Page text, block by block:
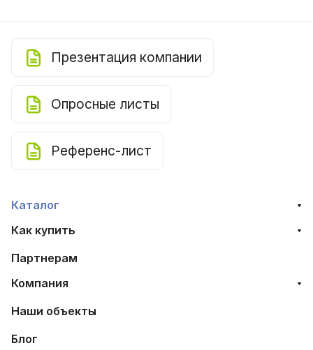
Презентация компании
Опросные листы
Референс-лист
Каталог
Как купить
Партнерам
Компания
Наши объекты
Блог